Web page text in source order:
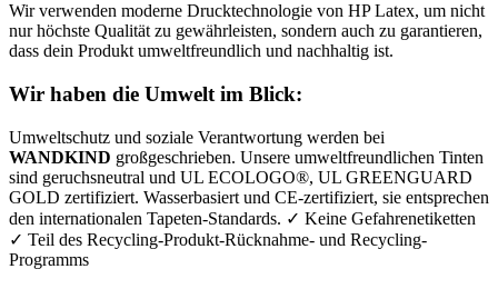
Wir verwenden moderne Drucktechnologie von HP Latex, um nicht
nur höchste Qualität zu gewährleisten, sondern auch zu garantieren,
dass dein Produkt umweltfreundlich und nachhaltig ist.
Wir haben die Umwelt im Blick:
Umweltschutz und soziale Verantwortung werden bei
WANDKIND großgeschrieben. Unsere umweltfreundlichen Tinten
sind geruchsneutral und UL ECOLOGO®, UL GREENGUARD
GOLD zertifiziert. Wasserbasiert und CE-zertifiziert, sie entsprechen
den internationalen Tapeten-Standards. ✓ Keine Gefahrenetiketten
✓ Teil des Recycling-Produkt-Rücknahme- und Recycling-
Programms